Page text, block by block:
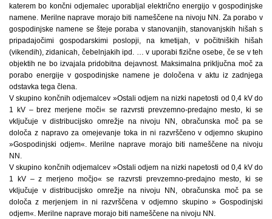
katerem bo končni odjemalec uporabljal električno energijo v gospodinjske
namene. Merilne naprave morajo biti nameščene na nivoju NN. Za porabo v
gospodinjske namene se šteje poraba v stanovanjih, stanovanjskih hišah s
pripadajočimi gospodarskimi poslopji, na kmetijah, v počitniških hišah
(vikendih), zidanicah, čebelnjakih ipd. … v uporabi fizične osebe, če se v teh
objektih ne bo izvajala pridobitna dejavnost. Maksimalna priključna moč za
porabo energije v gospodinjske namene je določena v aktu iz zadnjega
odstavka tega člena.
V skupino končnih odjemalcev »Ostali odjem na nizki napetosti od 0,4 kV do
1 kV – brez merjene moči« se razvrsti prevzemno-predajno mesto, ki se
vključuje v distribucijsko omrežje na nivoju NN, obračunska moč pa se
določa z napravo za omejevanje toka in ni razvrščeno v odjemno skupino
»Gospodinjski odjem«. Merilne naprave morajo biti nameščene na nivoju
NN.
V skupino končnih odjemalcev »Ostali odjem na nizki napetosti od 0,4 kV do
1 kV – z merjeno močjo« se razvrsti prevzemno-predajno mesto, ki se
vključuje v distribucijsko omrežje na nivoju NN, obračunska moč pa se
določa z merjenjem in ni razvrščena v odjemno skupino » Gospodinjski
odjem«. Merilne naprave morajo biti nameščene na nivoju NN.